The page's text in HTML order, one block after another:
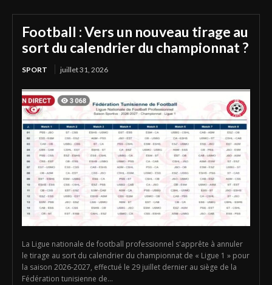
Football : Vers un nouveau tirage au
sort du calendrier du championnat ?
SPORT juillet 31, 2026
La Ligue nationale de football professionnel s'apprête à annuler
le tirage au sort du calendrier du championnat de « Ligue 1 » pour
la saison 2026-2027, effectué le 29 juillet dernier au siège de la
Fédération tunisienne de...